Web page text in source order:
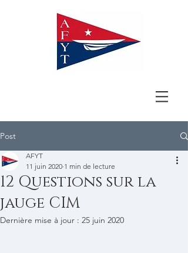
Post
12 Questions sur la
jauge CIM
AFYT
11 juin 2020 1 min de lecture
Dernière mise à jour : 25 juin 2020